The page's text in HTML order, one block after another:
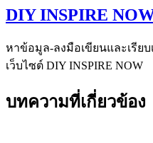
DIY INSPIRE
หาข้อมูล-ลงมือเขียนและเรีย
เว็บไซต์ DIY INSPIRE NOW
บทความที่เกี่ยวข้อง